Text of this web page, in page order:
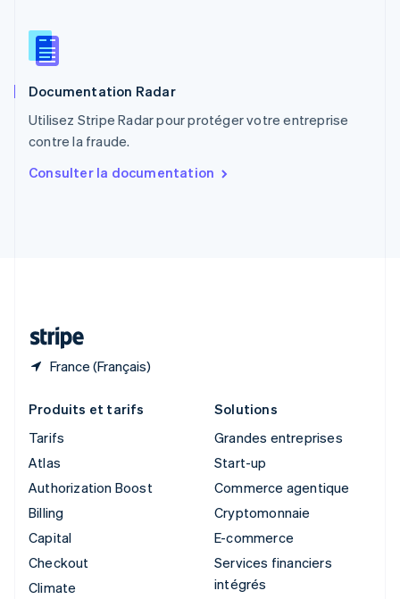
Documentation Radar
Utilisez Stripe Radar pour protéger votre entreprise
contre la fraude.
Consulter la documentation
France (Français)
English
Roumanie
Royaume-Uni
Singapour
English简体中文
English
Produits et tarifs
Tarifs
Atlas
Authorization Boost
Billing
Capital
Checkout
Climate
Solutions
Grandes entreprises
Start-up
Commerce agentique
Cryptomonnaie
E-commerce
Services financiers
intégrés